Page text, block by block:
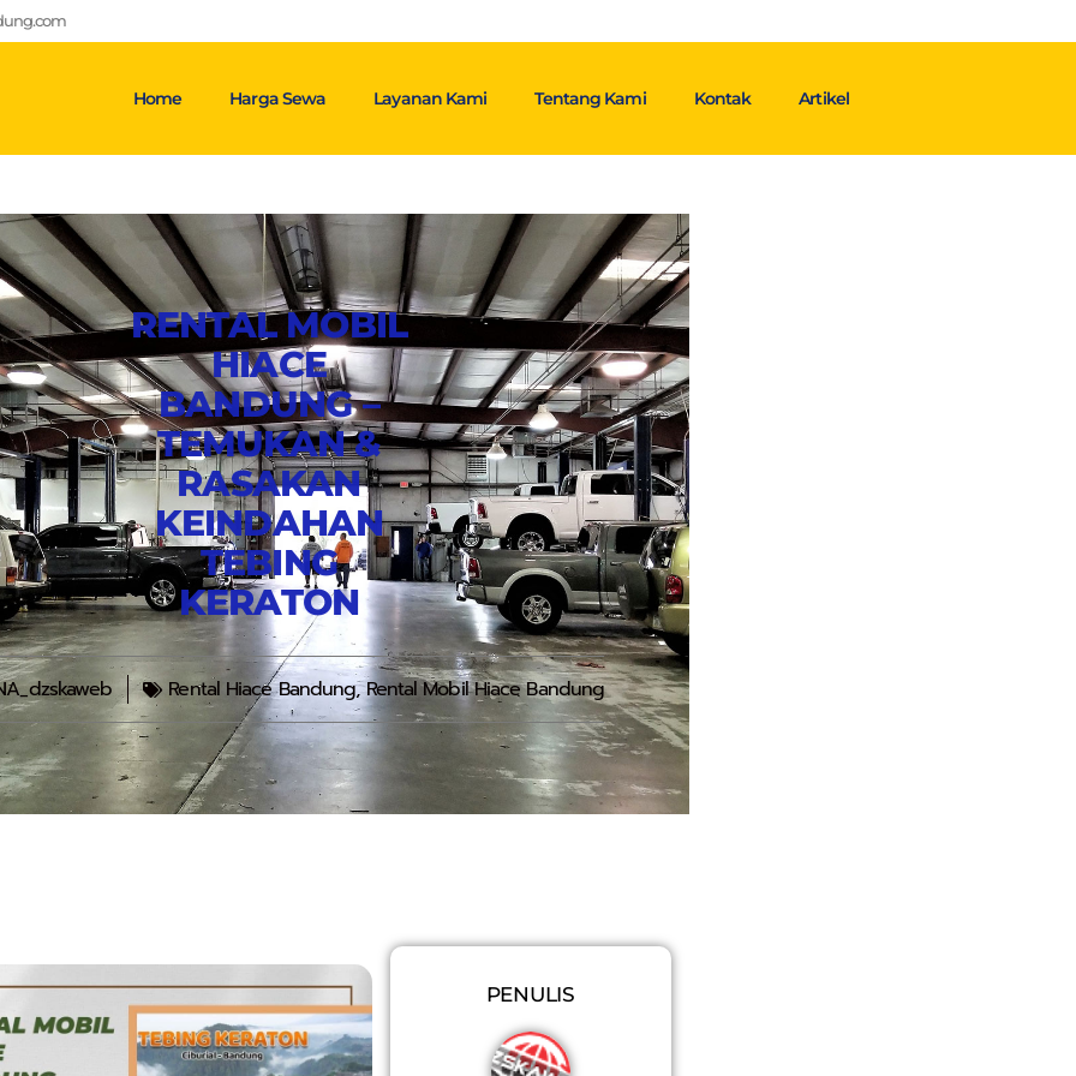
Home Harga Sewa Layanan Kami Tentang Kami Kontak Artikel
RENTAL MOBIL
HIACE
BANDUNG –
TEMUKAN &
RASAKAN
KEINDAHAN
TEBING
KERATON
Rental Hiace Bandung,Rental Mobil Hiace Bandung
PENULIS